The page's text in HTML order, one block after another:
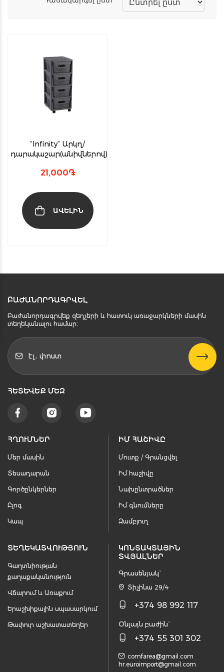
“Infinity” Արկղ/
դարակաշար(անիվներով)
21,000֏
ԱՎԵԼԻՆ
ԲԱԺԱՆՈՐԴԱԳՐՎԵԼ
Բաժանորդագրվեք զեղչերի և հատուկ առաջարկների մասին
տեղեկանալու համար։
ՀԵՏԵՒԵՔ ՄԵԶ
ՀՂՈՒՄՆԵՐ
Մեր մասին
Տեսադարան
Գործընկերներ
Բլոգ
Կապ
ԻՄ ՀԱՇԻՎԸ
Մուտք / Գրանցվել
Իմ հաշիվը
Նախընտրածներ
Իմ գնումները
Զամբյուղ
ՏԵՂԵԿԱՏՎՈՒԹՅՈՒՆ
Գաղտնիության
քաղաքականություն
Վճարում և Առաքում
Երաշխիքային սպասարկում
Թափուր աշխատատեղեր
ԿՈՆՏԱԿՏԱՅԻՆ
ՏՎՅԱԼՆԵՐ
Գրասենյակ`
Տիչինա 29/4
+374 98 992 117
Օնլայն բաժին`
+374 55 301 302
comfarea@gmail.com
hr.euroimport@gmail.com